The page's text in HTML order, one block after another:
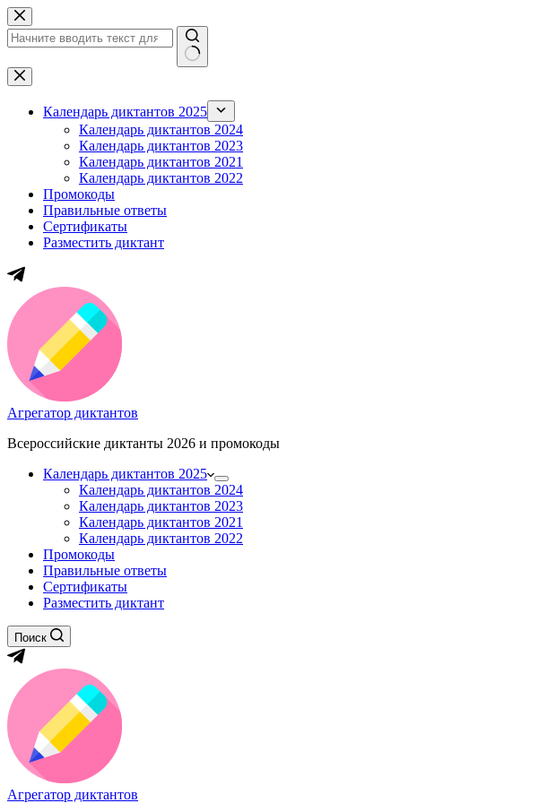
Перейти
к
сути
Ничего
не
найденоКалендарь диктантов 2025
Календарь диктантов 2024
Календарь диктантов 2023
Календарь диктантов 2021
Календарь диктантов 2022
Промокоды
Правильные ответы
Сертификаты
Разместить диктант
Агрегатор диктантов
Всероссийские диктанты 2026 и промокоды
Календарь диктантов 2025
Календарь диктантов 2024
Календарь диктантов 2023
Календарь диктантов 2021
Календарь диктантов 2022
Промокоды
Правильные ответы
Сертификаты
Разместить диктант
Поиск
Агрегатор диктантов